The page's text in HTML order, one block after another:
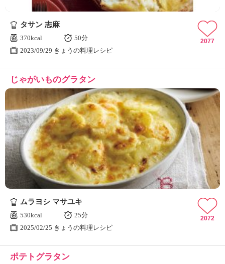
タサン 志麻
370kcal
50分
2023/09/29 きょうの料理レシピ
2077
じゃがいものグラタン
ムラヨシ マサユキ
530kcal
25分
2025/02/25 きょうの料理レシピ
2072
ポテトグラタン